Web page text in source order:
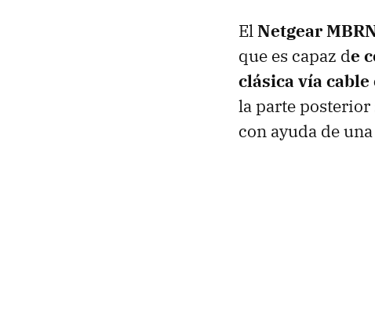
ElNetgear
que es capaz de
clásica vía cable
la parte posterior
con ayuda de